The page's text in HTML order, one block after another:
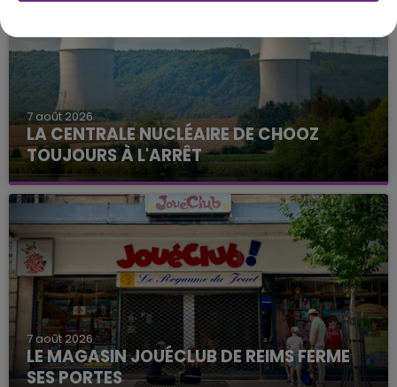
7 août 2026
LA CENTRALE NUCLÉAIRE DE CHOOZ
TOUJOURS À L'ARRÊT
Cela fait déjà une semaine que la centrale
nucléaire ardennaise est à l'arrêt. Une situation
justifiée par la sécheresse intense qui est toujours
présente.
7 août 2026
LE MAGASIN JOUÉCLUB DE REIMS FERME
SES PORTES